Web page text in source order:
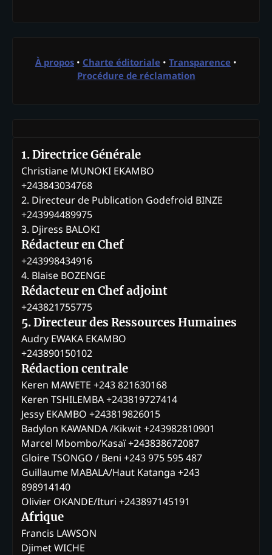
À propos • Charte éditoriale • Transparence •
Procédure de réclamation
1. Directrice Générale
Christiane MUNOKI EKAMBO
+243843034768
2. Directeur de Publication Godefroid BINZE
+243994489975
3. Djiress BALOKI
Rédacteur en Chef
+243998434916
4. Blaise BOZENGE
Rédacteur en Chef adjoint
+243821755775
5. Directeur des Ressources Humaines
Audry EWAKA EKAMBO
+243890150102
Rédaction centrale
Keren MAWETE +243 821630168
Keren TSHILEMBA +243819727414
Jessy EKAMBO +243819826015
Badylon KAWANDA /Kikwit +243982810901
Marcel Mbombo/Kasaï +243838672087
Gloire TSONGO / Beni +243 975 595 487
Guillaume MABALA/Haut Katanga +243
898914140
Olivier OKANDE/Ituri +243897145191
Afrique
Francis LAWSON
Djimet WICHE